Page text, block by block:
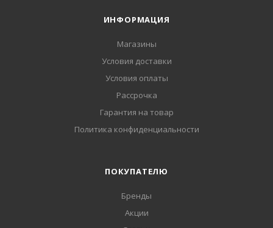
ИНФОРМАЦИЯ
Магазины
Условия доставки
Условия оплаты
Рассрочка
Гарантия на товар
Политика конфиденциальности
ПОКУПАТЕЛЮ
Бренды
Акции